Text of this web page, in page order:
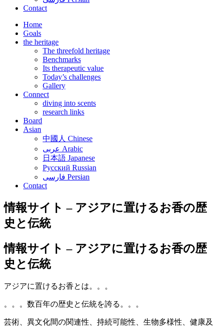
Contact
Home
Goals
the heritage
The threefold heritage
Benchmarks
Its therapeutic value
Today’s challenges
Gallery
Connect
diving into scents
research links
Board
Asian
中國人 Chinese
عربى Arabic
日本語 Japanese
Русский Russian
فارسی Persian
Contact
情報サイト – アジアに置けるお香の歴
史と伝統
情報サイト – アジアに置けるお香の歴
史と伝統
アジアに置けるお香とは。。。
。。。数百年の歴史と伝統を誇る。。。
芸術、異文化間の関連性、持続可能性、生物多様性、健康及